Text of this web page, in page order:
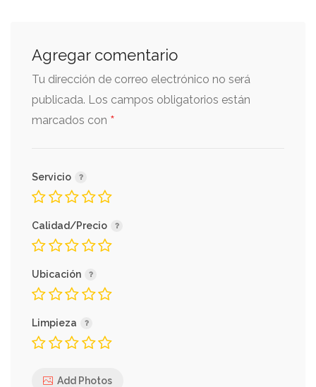
Agregar comentario
Tu dirección de correo electrónico no será
publicada. Los campos obligatorios están
marcados con *
Servicio
Calidad/Precio
Ubicación
Limpieza
Add Photos